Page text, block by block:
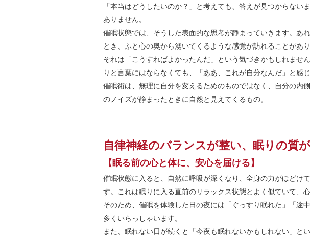
「本当はどうしたいのか？」と考えても、答えが見つからな
ありません。
催眠状態では、そうした表面的な思考が静まっていきます。あ
とき、ふと心の奥から湧いてくるような感覚が訪れることがあり
それは「こうすればよかったんだ」という気づきかもしれませ
りと言葉にはならなくても、「ああ、これが自分なんだ」と感
催眠術は、無理に自分を変えるためのものではなく、自分の内
のノイズが静まったときに自然と見えてくるもの。
自律神経のバランスが整い、眠りの質
【眠る前の心と体に、安心を届ける】
催眠状態に入ると、自然に呼吸が深くなり、全身の力がほどけ
す。これは眠りに入る直前のリラックス状態とよく似ていて、
そのため、催眠を体験した日の夜には「ぐっすり眠れた」「
多くいらっしゃいます。
また、眠れない日が続くと「今夜も眠れないかもしれない」